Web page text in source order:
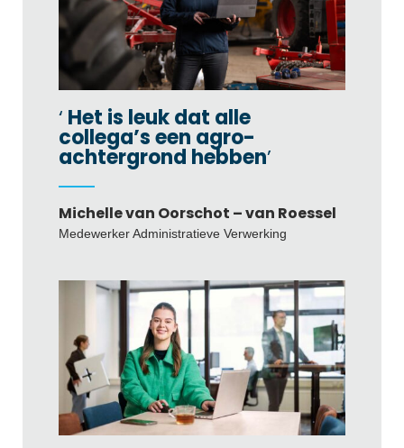
Het is leuk dat alle
collega’s een agro-
achtergrond hebben
Michelle van Oorschot – van Roessel
Medewerker Administratieve Verwerking